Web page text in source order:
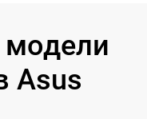
Asus